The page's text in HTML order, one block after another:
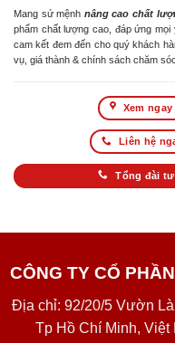
Mang sứ mệnh nâng cao chất
phẩm chất lượng cao, đáp ứng
cam kết đem đến cho quý khách
vụ, giá thành & chính sách chăm
Xem
Liên hệ
Tổng đài tư
CÔNG TY CỔ
Địa chỉ: 92/20/5 Vườn
Tp Hồ Chí Minh,